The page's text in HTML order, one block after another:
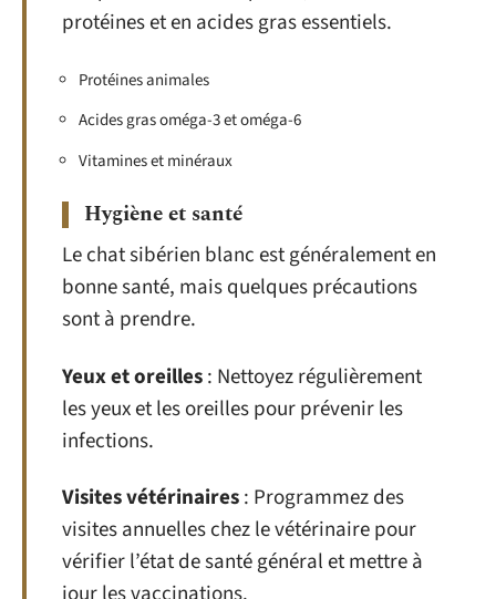
protéines et en acides gras essentiels.
Protéines animales
Acides gras oméga-3 et oméga-6
Vitamines et minéraux
Hygiène et santé
Le chat sibérien blanc est généralement en
bonne santé, mais quelques précautions
sont à prendre.
Yeux et oreilles: Nettoyez régulièrement
les yeux et les oreilles pour prévenir les
infections.
Visites vétérinaires: Programmez des
visites annuelles chez le vétérinaire pour
vérifier l’état de santé général et mettre à